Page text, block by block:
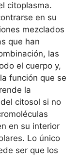
citoplasma.
en su
mezclados
que han
las
el cuerpo y,
función que se
la
citosol si no
en su interior
Lo único
ser que los